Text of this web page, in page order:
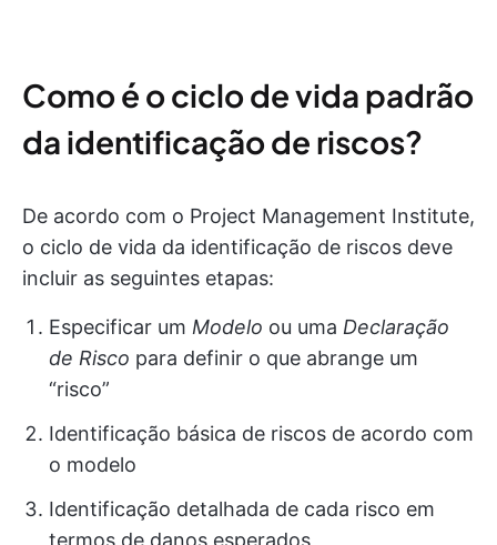
Como é o ciclo de vida padrão
da identificação de riscos?
De acordo com o Project Management Institute,
o ciclo de vida da identificação de riscos deve
incluir as seguintes etapas:
Especificar um Modelo ou uma Declaração
de Risco para definir o que abrange um
“risco”
Identificação básica de riscos de acordo com
o modelo
Identificação detalhada de cada risco em
termos de danos esperados